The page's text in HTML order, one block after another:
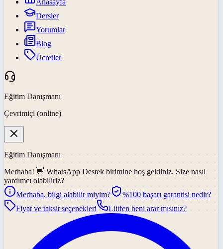
Dersler
Yorumlar
Blog
Ücretler
Eğitim Danışmanı
Çevrimiçi (online)
Eğitim Danışmanı
Merhaba! 👋 WhatsApp Destek birimine hoş geldiniz. Size nasıl
yardımcı olabiliriz?
Merhaba, bilgi alabilir miyim?
%100 başarı garantisi nedir?
Fiyat ve taksit seçenekleri
Lütfen beni arar mısınız?